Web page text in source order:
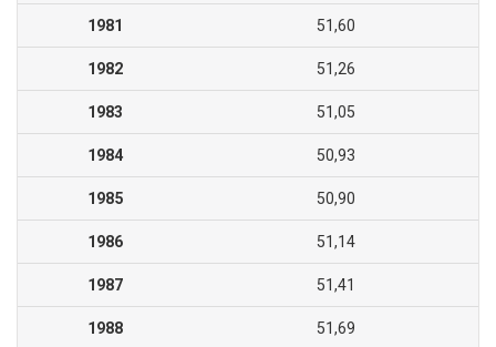
1981 51,60
1982 51,26
1983 51,05
1984 50,93
1985 50,90
1986 51,14
1987 51,41
1988 51,69